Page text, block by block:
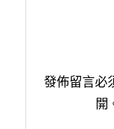
發佈留言必
開